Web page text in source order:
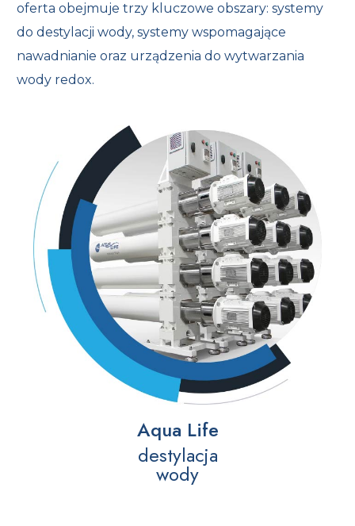
oferta obejmuje trzy kluczowe obszary: systemy
do destylacji wody, systemy wspomagające
nawadnianie oraz urządzenia do wytwarzania
wody redox.
Aqua Life
destylacja
wody